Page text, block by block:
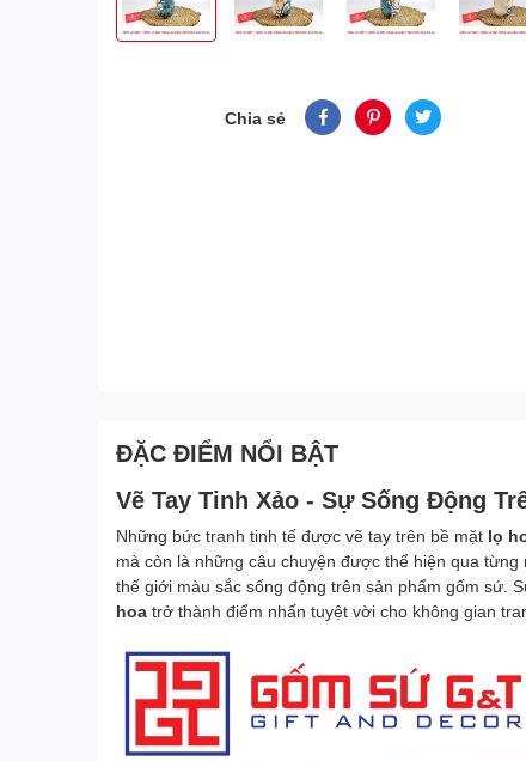
Chia sẻ
ĐẶC ĐIỂM NỔI BẬT
Vẽ Tay Tinh Xảo - Sự Sống Động
Những bức tranh tinh tế được vẽ tay trên bề mặt lọ
mà còn là những câu chuyện được thể hiện qua
thế giới màu sắc sống động trên sản phẩm gốm sứ.
hoa trở thành điểm nhấn tuyệt vời cho không gian